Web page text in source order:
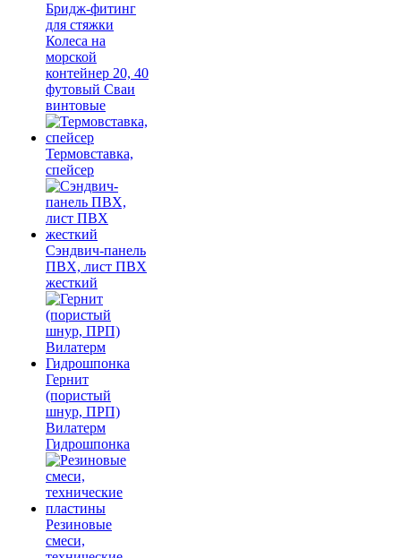
Бридж-фитинг
для стяжки
Колеса на
морской
контейнер 20, 40
футовый Сваи
винтовые
Термовставка,
спейсер
Сэндвич-панель
ПВХ, лист ПВХ
жесткий
Гернит
(пористый
шнур, ПРП)
Вилатерм
Гидрошпонка
Резиновые
смеси,